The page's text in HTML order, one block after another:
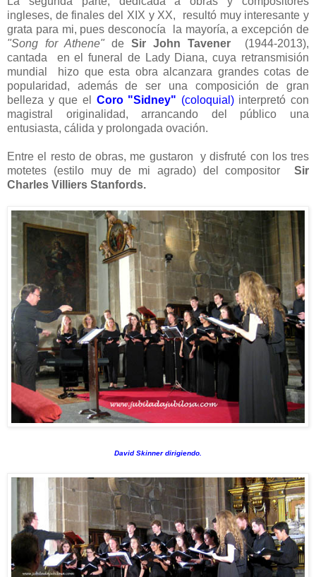
ingleses, de finales del XIX y XX, resultó muy interesante y
grata para mi, pues desconocía la mayoría, a excepción de
"Song for Athene" de Sir John Tavener (1944-2013),
cantada en el funeral de Lady Diana, cuya retransmisión
mundial hizo que esta obra alcanzara grandes cotas de
popularidad, además de ser una composición de gran
belleza y que el Coro "Sidney" (coloquial)interpretó con
magistral originalidad, arrancando del público una
entusiasta, cálida y prolongada ovación.
Entre el resto de obras, me gustaron y disfruté con los tres
motetes (estilo muy de mi agrado) del compositor Sir
Charles Villiers Stanfords.
David Skinner dirigiendo.